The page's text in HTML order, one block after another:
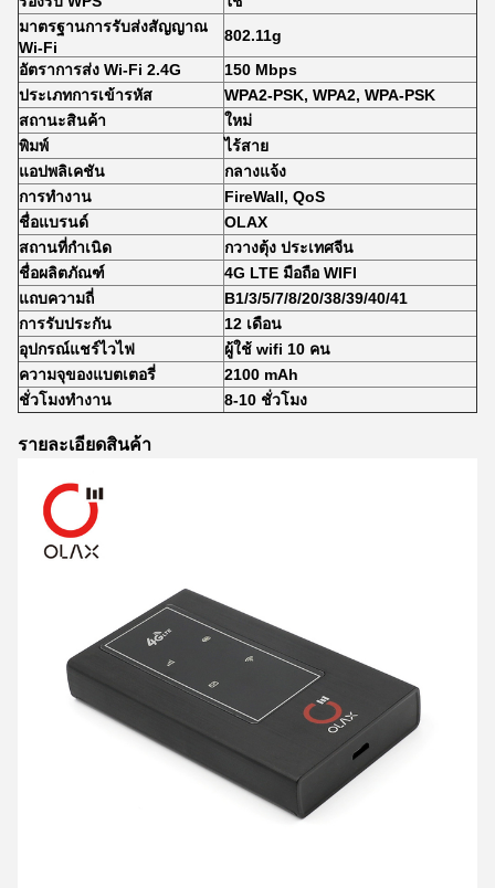
มาตรฐานการรับส่งสัญญาณ
Wi-Fi
802.11g
อัตราการส่ง Wi-Fi 2.4G
150 Mbps
ประเภทการเข้ารหัส
WPA2-PSK, WPA2, WPA-PSK
สถานะสินค้า
ใหม่
พิมพ์
ไร้สาย
แอปพลิเคชัน
กลางแจ้ง
การทำงาน
FireWall, QoS
ชื่อแบรนด์
OLAX
สถานที่กำเนิด
กวางตุ้ง ประเทศจีน
ชื่อผลิตภัณฑ์
4G LTE มือถือ WIFI
แถบความถี่
B1/3/5/7/8/20/38/39/40/41
การรับประกัน
12 เดือน
อุปกรณ์แชร์ไวไฟ
ผู้ใช้ wifi 10 คน
ความจุของแบตเตอรี่
2100 mAh
ชั่วโมงทำงาน
8-10 ชั่วโมง
รายละเอียดสินค้า